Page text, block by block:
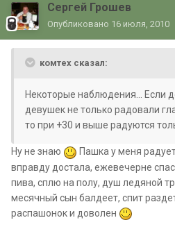
Сергей Грошев
Опубликовано 16 июля, 2010
комтех сказал:
Некоторые наблюдения... Если
девушек не только радовали
то при +30 и выше радуются
Ну не знаю Пашка у меня
вправду достала, ежевечерне
пива, сплю на полу, душ ледяной
месячный сын балдеет, спит
распашонок и доволен